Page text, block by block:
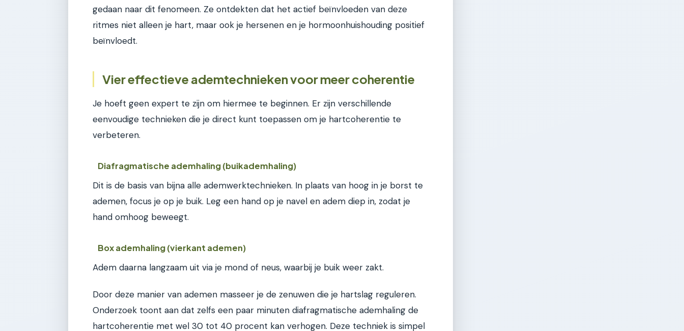
gedaan naar dit fenomeen. Ze ontdekten dat het actief beïnvloeden van deze
ritmes niet alleen je hart, maar ook je hersenen en je hormoonhuishouding positief
beïnvloedt.
Vier effectieve ademtechnieken voor meer coherentie
Je hoeft geen expert te zijn om hiermee te beginnen. Er zijn verschillende
eenvoudige technieken die je direct kunt toepassen om je hartcoherentie te
verbeteren.
Diafragmatische ademhaling (buikademhaling)
Dit is de basis van bijna alle ademwerktechnieken. In plaats van hoog in je borst te
ademen, focus je op je buik. Leg een hand op je navel en adem diep in, zodat je
hand omhoog beweegt.
Box ademhaling (vierkant ademen)
Adem daarna langzaam uit via je mond of neus, waarbij je buik weer zakt.
Door deze manier van ademen masseer je de zenuwen die je hartslag reguleren.
Onderzoek toont aan dat zelfs een paar minuten diafragmatische ademhaling de
hartcoherentie met wel 30 tot 40 procent kan verhogen. Deze techniek is simpel